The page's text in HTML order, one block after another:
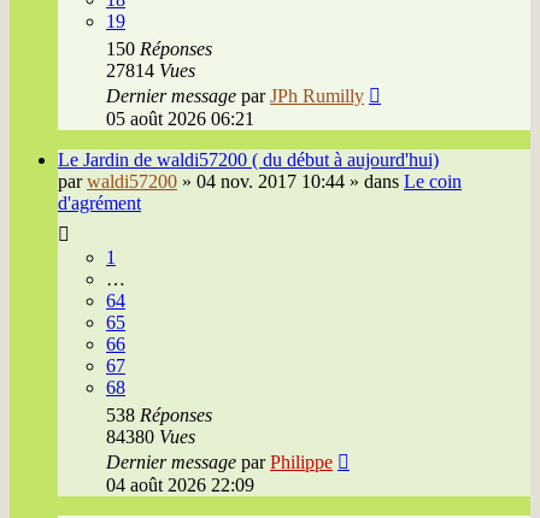
19
150 Réponses
27814 Vues
Dernier message parJPh Rumilly
05 août 2026 06:21
Le Jardin de waldi57200 ( du début à aujourd'hui)
parwaldi57200 » 04 nov. 2017 10:44 » dans Le coin
d'agrément
1
…
64
65
66
67
68
538 Réponses
84380 Vues
Dernier message parPhilippe
04 août 2026 22:09